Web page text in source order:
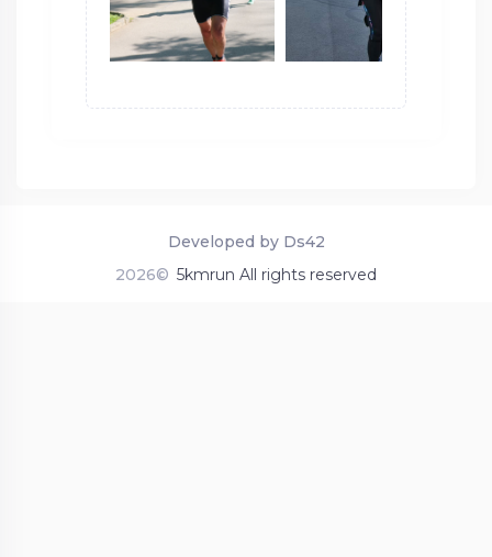
2026© 5kmrun All rights reserved
Developed by Ds42